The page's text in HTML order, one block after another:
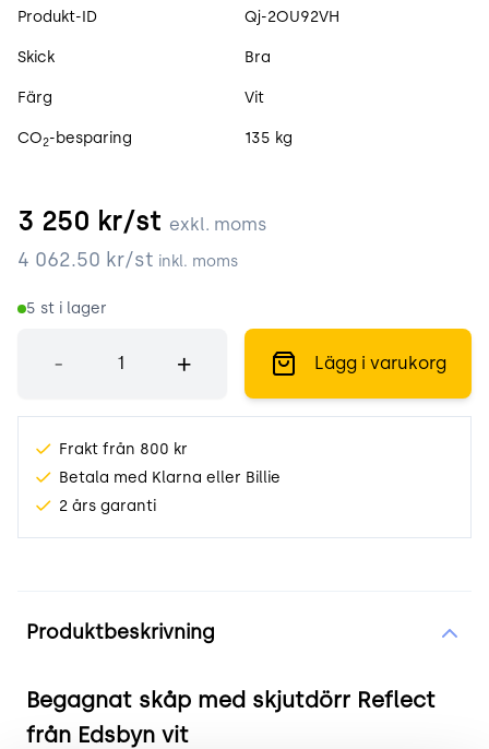
Produktspecifikation
Produkt-ID Qj-2OU92VH
Skick Bra
Färg Vit
CO2-besparing 135 kg
3 250 kr/st exkl. moms
4 062.50 kr/st inkl. moms
5 st i lager
- + Lägg i varukorg
Frakt från 800 kr
Betala med Klarna eller Billie
2 års garanti
Produktbeskrivning
Begagnat skåp med skjutdörr Reflect
från Edsbyn vit